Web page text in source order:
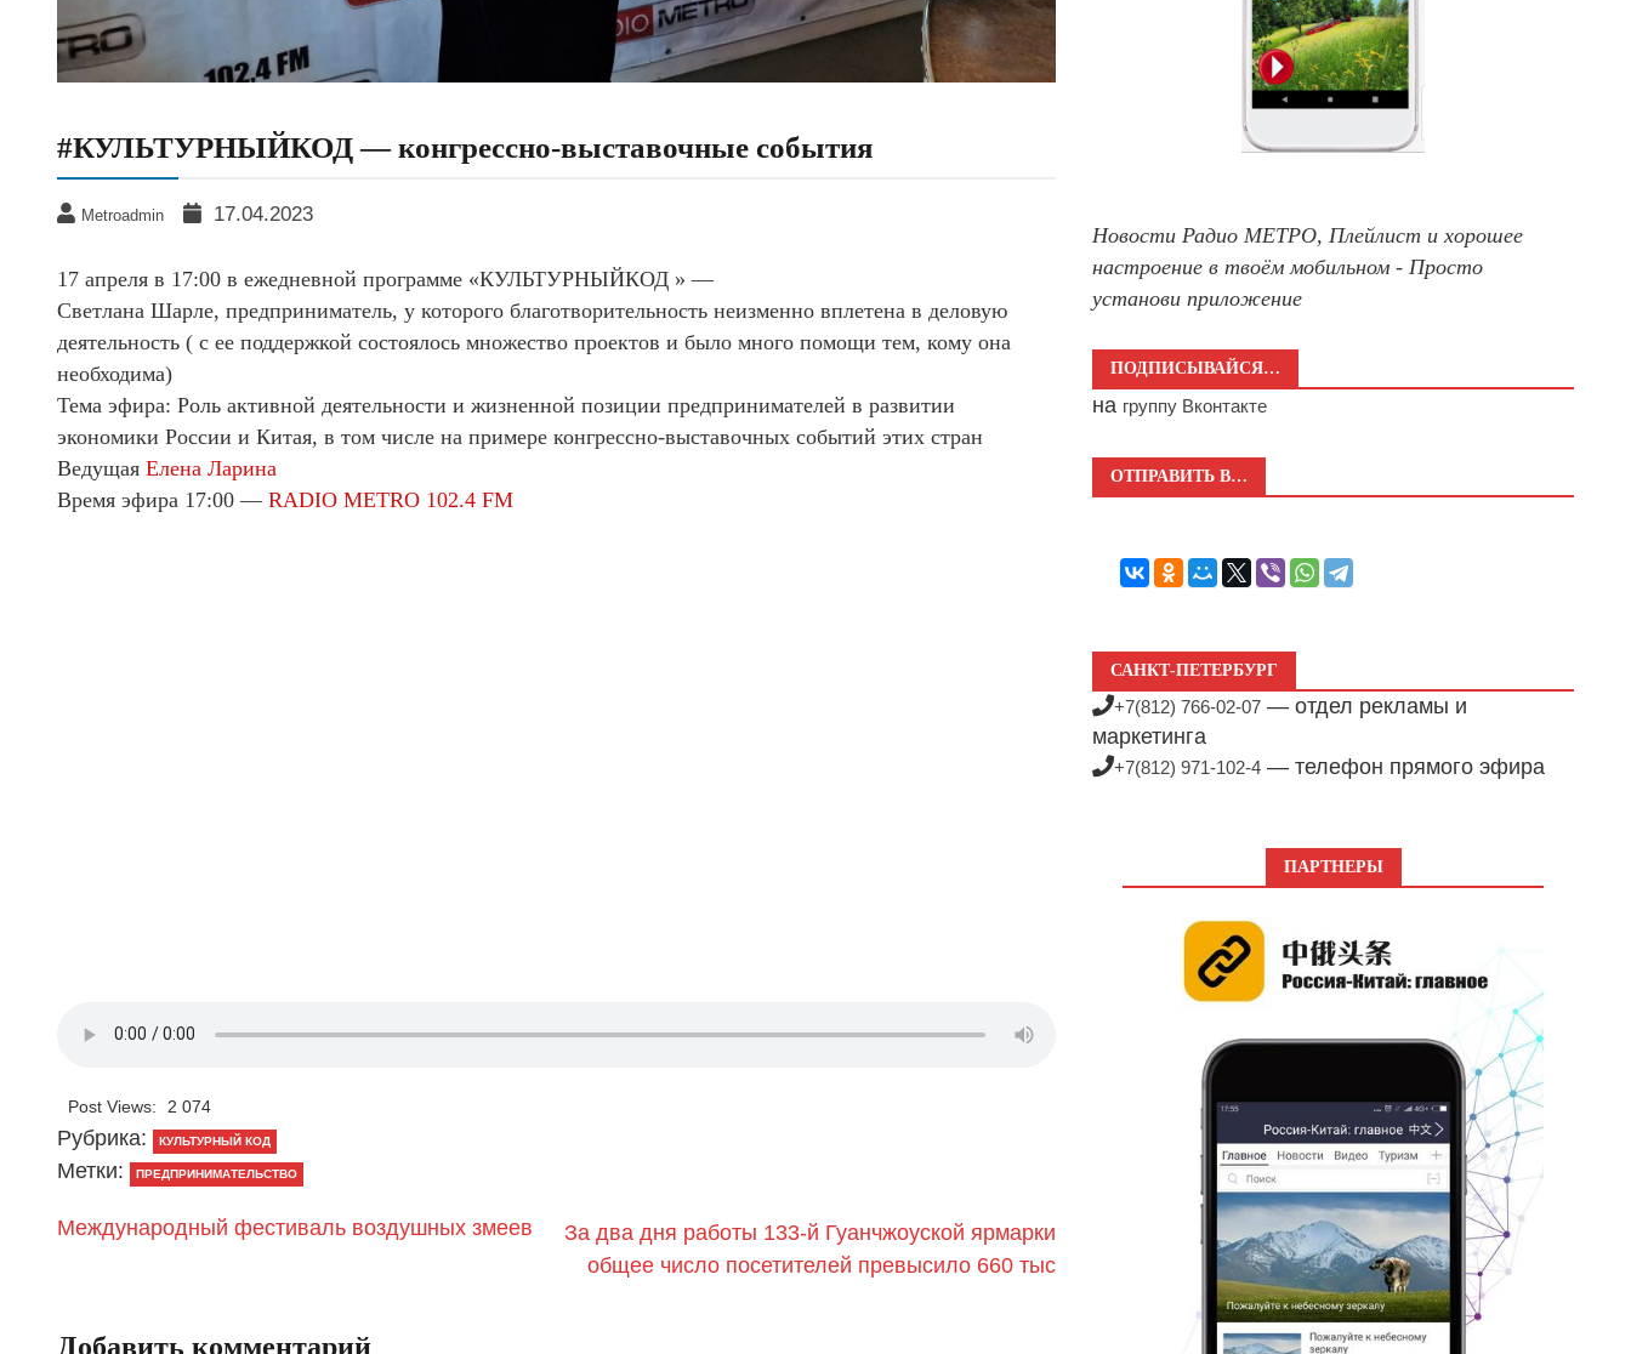
#КУЛЬТУРНЫЙКОД — конгрессно-выставочные события
Metroadmin 17.04.2023
17 апреля в 17:00 в ежедневной программе «КУЛЬТУРНЫЙКОД » —
Светлана Шарле, предприниматель, у которого благотворительность неизменно вплетена в деловую
деятельность ( с ее поддержкой состоялось множество проектов и было много помощи тем, кому она
необходима)
Тема эфира: Роль активной деятельности и жизненной позиции предпринимателей в развитии
экономики России и Китая, в том числе на примере конгрессно-выставочных событий этих стран
Ведущая Елена Ларина
Время эфира 17:00 — RADIO METRO 102.4 FM
Post Views: 2 074
Рубрика: КУЛЬТУРНЫЙ КОД
Метки: ПРЕДПРИНИМАТЕЛЬСТВО
Международный фестиваль воздушных змеев
За два дня работы 133-й Гуанчжоуской ярмарки
общее число посетителей превысило 660 тыс
Добавить комментарий
Новости Радио МЕТРО, Плейлист и хорошее
настроение в твоём мобильном - Просто
установи приложение
ПОДПИСЫВАЙСЯ…
на группу Вконтакте
ОТПРАВИТЬ В…
САНКТ-ПЕТЕРБУРГ
+7(812) 766-02-07 — отдел рекламы и
маркетинга
+7(812) 971-102-4 — телефон прямого эфира
ПАРТНЕРЫ